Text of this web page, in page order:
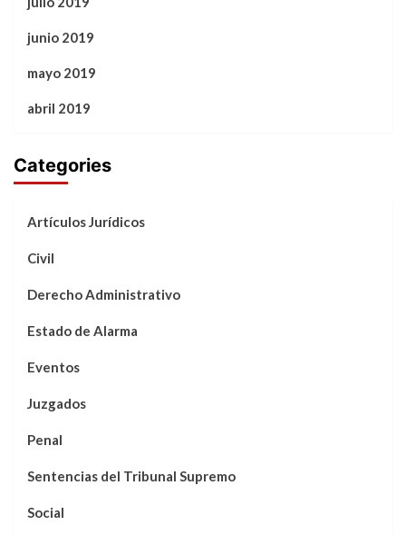
junio 2019
mayo 2019
abril 2019
Categories
Artículos Jurídicos
Civil
Derecho Administrativo
Estado de Alarma
Eventos
Juzgados
Penal
Sentencias del Tribunal Supremo
Social